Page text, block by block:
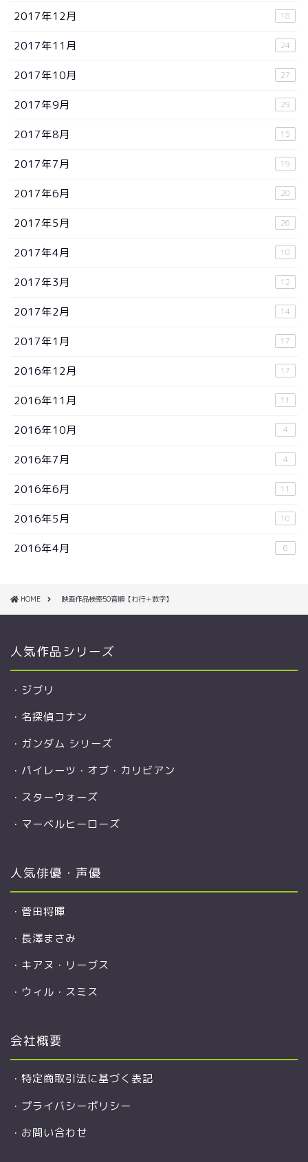
2017年12月 18
2017年11月 24
2017年10月 27
2017年9月 29
2017年8月 15
2017年7月 19
2017年6月 20
2017年5月 26
2017年4月 10
2017年3月 12
2017年2月 14
2017年1月 17
2016年12月 17
2016年11月 11
2016年10月 4
2016年7月 4
2016年6月 11
2016年5月 10
2016年4月 6
HOME 映画作品検索50音順【わ行＋数字】
人気作品シリーズ
・ ジブリ
・ 名探偵コナン
・ ガンダム シリーズ
・ パイレーツ・オブ・カリビアン
・ スターウォーズ
・ マーベルヒーローズ
人気俳優・声優
・ 菅田将暉
・ 長澤まさみ
・ キアヌ・リーブス
・ ウィル・スミス
会社概要
・ 特定商取引法に基づく表記
・ プライバシーポリシー
・ お問い合わせ